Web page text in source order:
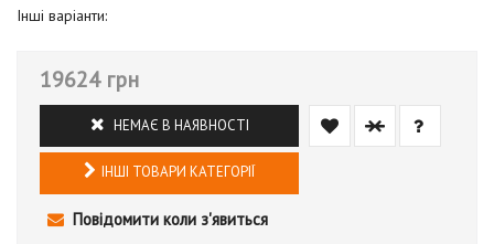
Інші варіанти:
19624 грн
НЕМАЄ В НАЯВНОСТІ
ІНШІ ТОВАРИ КАТЕГОРІЇ
Повідомити коли з'явиться